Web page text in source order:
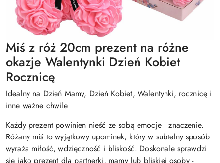
Miś z róż 20cm prezent na różne
okazje Walentynki Dzień Kobiet
Rocznicę
Idealny na Dzień Mamy, Dzień Kobiet, Walentynki, rocznicę i
inne ważne chwile
Każdy prezent powinien nieść ze sobą emocje i znaczenie.
Różany miś to wyjątkowy upominek, który w subtelny sposób
wyraża miłość, wdzięczność i bliskość. Doskonale sprawdzi
się jako prezent dla partnerki, mamy lub bliskiej osoby -